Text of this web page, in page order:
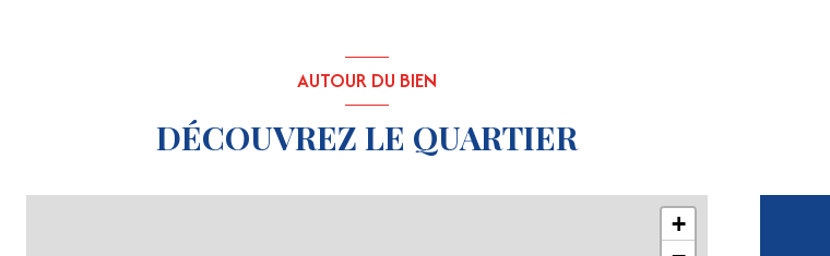
AUTOUR DU BIEN
DÉCOUVREZ LE QUARTIER
+